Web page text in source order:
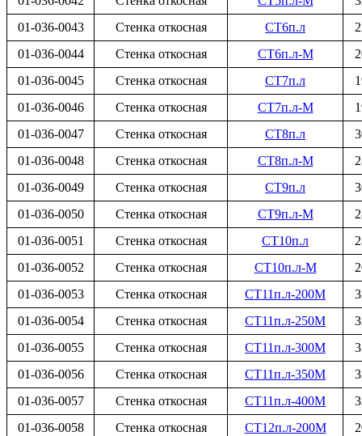
01-036-0043
Стенка откосная СТ6п.л
01-036-0044
Стенка откосная СТ6п.л-М
01-036-0045
Стенка откосная СТ7п.л
01-036-0046
Стенка откосная СТ7п.л-М
01-036-0047
Стенка откосная СТ8п.л
01-036-0048
Стенка откосная СТ8п.л-М
01-036-0049
Стенка откосная СТ9п.л
01-036-0050
Стенка откосная СТ9п.л-М
01-036-0051
Стенка откосная СТ10п.л
01-036-0052
Стенка откосная СТ10п.л-М
01-036-0053
Стенка откосная СТ11п.л-200М
01-036-0054
Стенка откосная СТ11п.л-250М
01-036-0055
Стенка откосная СТ11п.л-300М
01-036-0056
Стенка откосная СТ11п.л-350М
01-036-0057
Стенка откосная СТ11п.л-400М
01-036-0058
Стенка откосная СТ12п.л-200М